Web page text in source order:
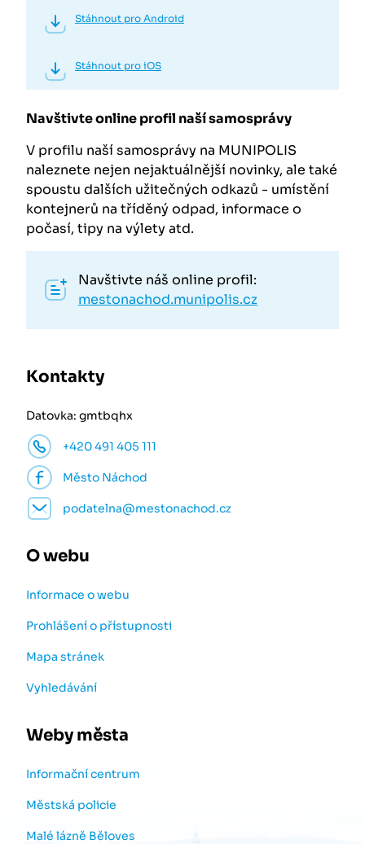
Stáhnout pro Android
Stáhnout pro iOS
Navštivte online profil naší samosprávy
V profilu naší samosprávy na MUNIPOLIS
naleznete nejen nejaktuálnější novinky, ale také
spoustu dalších užitečných odkazů - umístění
kontejnerů na tříděný odpad, informace o
počasí, tipy na výlety atd.
Navštivte náš online profil:
mestonachod.munipolis.cz
Kontakty
Datovka: gmtbqhx
+420 491 405 111
Město Náchod
podatelna@mestonachod.cz
O webu
Informace o webu
Prohlášení o přístupnosti
Mapa stránek
Vyhledávání
Weby města
Informační centrum
Městská policie
Malé lázně Běloves